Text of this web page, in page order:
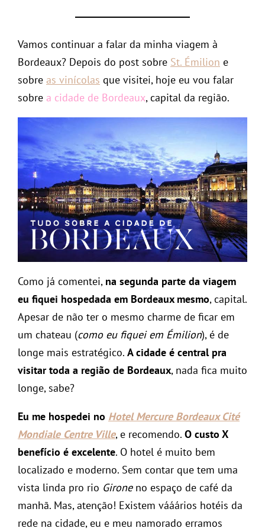
Vamos continuar a falar da minha viagem à
Bordeaux? Depois do post sobre St. Émilion e
sobre as vinícolas que visitei, hoje eu vou falar
sobre a cidade de Bordeaux, capital da região.
Como já comentei, na segunda parte da viagem
eu fiquei hospedada em Bordeaux mesmo, capital.
Apesar de não ter o mesmo charme de ficar em
um chateau (como eu fiquei em Émilion), é de
longe mais estratégico. A cidade é central pra
visitar toda a região de Bordeaux, nada fica muito
longe, sabe?
Eu me hospedei no Hotel Mercure Bordeaux Cité
Mondiale Centre Ville, e recomendo. O custo X
benefício é excelente. O hotel é muito bem
localizado e moderno. Sem contar que tem uma
vista linda pro rio Gironeno espaço de café da
manhã. Mas, atenção! Existem vááários hotéis da
rede na cidade, eu e meu namorado erramos